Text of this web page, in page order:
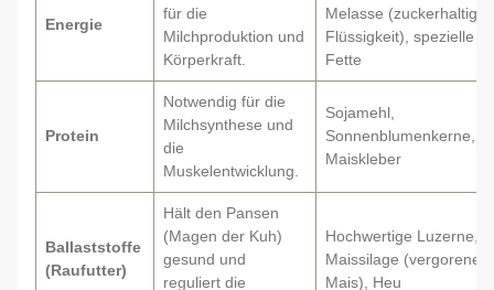
Energie
für die
Milchproduktion und
Körperkraft.
Melasse (zuckerhaltige
Flüssigkeit), spezielle
Fette
Protein
Notwendig für die
Milchsynthese und
die
Muskelentwicklung.
Sojamehl,
Sonnenblumenkerne,
Maiskleber
Ballaststoffe
(Raufutter)
Hält den Pansen
(Magen der Kuh)
gesund und
reguliert die
Hochwertige Luzerne,
Maissilage (vergorener
Mais), Heu